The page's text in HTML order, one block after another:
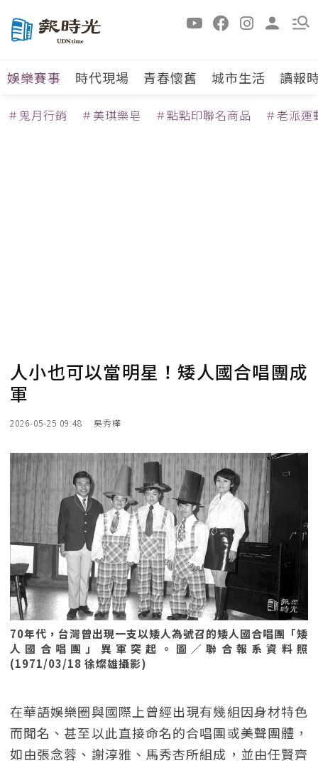
娛樂賽事 時代現場 青春懷舊 城市生活 讀報
＃鬼月行銷 ＃美琪樂皂 ＃點點印聯名商品 ＃老派運
人小也可以當明星！矮人國合唱團成
軍
2026-05-25 09:48 吳秀樺
70年代，台灣曾出現一支以矮人為號召的矮人國合唱團「矮
人國合唱團」異軍突起。圖／聯合報系資料照
(1971/03/18 徐燦雄攝影)
在華語娛樂圈與國際上曾經出現有幾組因身材特色
而聞名、甚至以此直接命名的合唱團或美聲團體，
如由張念蓉、謝淳雅、馬秀杏所組成，並由任賢齊